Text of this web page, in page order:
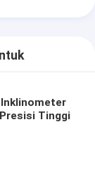
Tinggi